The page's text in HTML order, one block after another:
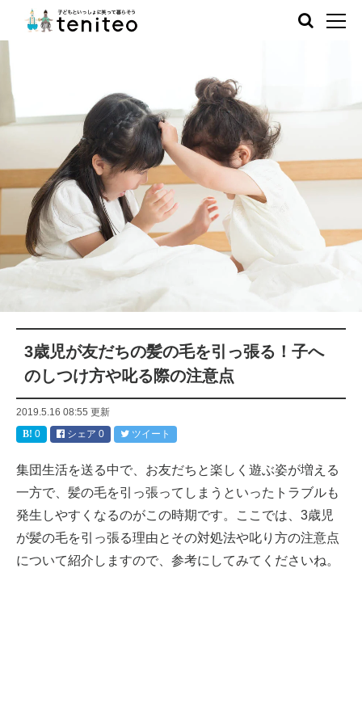
3歳児が友だちの髪の毛を引っ張る！子へ
のしつけ方や叱る際の注意点
2019.5.16 08:55 更新
0
シェア 0 ツイート
集団生活を送る中で、お友だちと楽しく遊ぶ姿が増える
一方で、髪の毛を引っ張ってしまうといったトラブルも
発生しやすくなるのがこの時期です。ここでは、3歳児
が髪の毛を引っ張る理由とその対処法や叱り方の注意点
について紹介しますので、参考にしてみてくださいね。